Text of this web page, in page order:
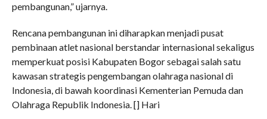
pembangunan,” ujarnya.
Rencana pembangunan ini diharapkan menjadi pusat
pembinaan atlet nasional berstandar internasional sekaligus
memperkuat posisi Kabupaten Bogor sebagai salah satu
kawasan strategis pengembangan olahraga nasional di
Indonesia, di bawah koordinasi Kementerian Pemuda dan
Olahraga Republik Indonesia. [] Hari